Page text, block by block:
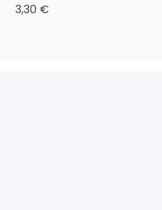
3,30 €